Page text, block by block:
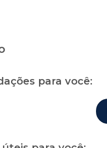
para você: